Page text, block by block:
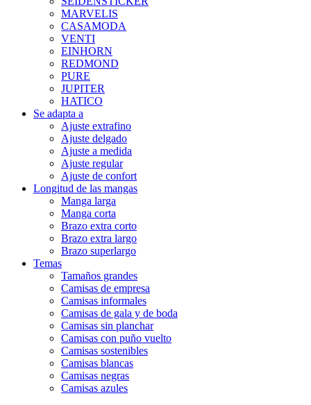
MARVELIS
CASAMODA
VENTI
EINHORN
REDMOND
PURE
JUPITER
HATICO
Se adapta a
Ajuste extrafino
Ajuste delgado
Ajuste a medida
Ajuste regular
Ajuste de confort
Longitud de las mangas
Manga larga
Manga corta
Brazo extra corto
Brazo extra largo
Brazo superlargo
Temas
Tamaños grandes
Camisas de empresa
Camisas informales
Camisas de gala y de boda
Camisas sin planchar
Camisas con puño vuelto
Camisas sostenibles
Camisas blancas
Camisas negras
Camisas azules